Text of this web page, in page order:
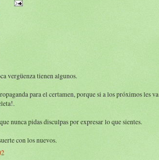
vergüenza tienen algunos.
para el certamen, porque si a los próximos les va
nunca pidas disculpas por expresar lo que sientes.
con los nuevos.